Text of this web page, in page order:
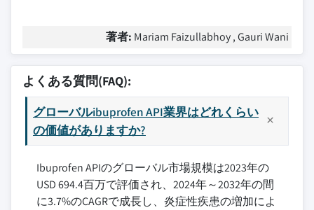
著者: Mariam Faizullabhoy , Gauri Wani
よくある質問(FAQ):
グローバルibuprofen API業界はどれくらい
の価値がありますか?
Ibuprofen APIのグローバル市場規模は2023年の
USD 694.4百万で評価され、2024年～2032年の間
に3.7%のCAGRで成長し、炎症性疾患の増加によ